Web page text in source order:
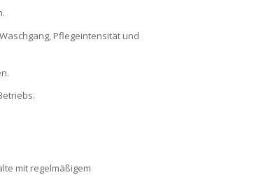
Pflegeintensität und
mit regelmäßigem